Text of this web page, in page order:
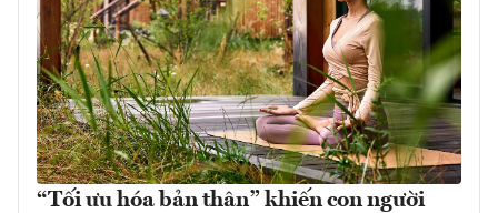
“Tối ưu hóa bản thân” khiến con người